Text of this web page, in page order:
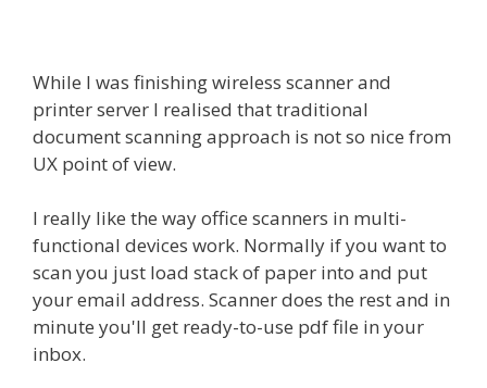
While I was finishing wireless scanner and
printer server I realised that traditional
document scanning approach is not so nice from
UX point of view.
I really like the way office scanners in multi-
functional devices work. Normally if you want to
scan you just load stack of paper into and put
your email address. Scanner does the rest and in
minute you'll get ready-to-use pdf file in your
inbox.